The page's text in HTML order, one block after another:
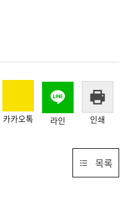
카카오톡 라인 인쇄
목록